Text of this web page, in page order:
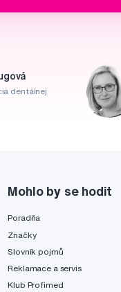
dentálnej
Mohlo by se hodit
Poradňa
Značky
Slovník pojmů
Reklamace a servis
Klub Profimed